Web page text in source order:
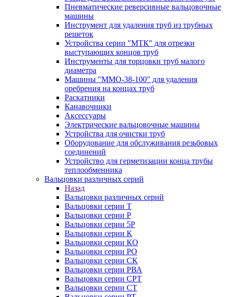
Пневматические реверсивные вальцовочные
машины
Инструмент для удаления труб из трубных
решеток
Устройства серии "МТК" для отрезки
выступающих концов труб
Инструменты для торцовки труб малого
диаметра
Машины "ММО-38-100" для удаления
оребрения на концах труб
Раскатники
Канавочники
Аксессуары
Электрические вальцовочные машины
Устройства для очистки труб
Оборудование для обслуживания резьбовых
соединений
Устройство для герметизации конца трубы
теплообменника
Вальцовки различных серий
Назад
Вальцовки различных серий
Вальцовки серии Т
Вальцовки серии Р
Вальцовки серии 5Р
Вальцовки серии К
Вальцовки серии КО
Вальцовки серии РО
Вальцовки серии СК
Вальцовки серии РВА
Вальцовки серии СРТ
Вальцовки серии СТ